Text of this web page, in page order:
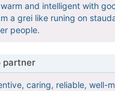
and intelligent with
a grei like runing on
people.
partner
caring, reliable, well-